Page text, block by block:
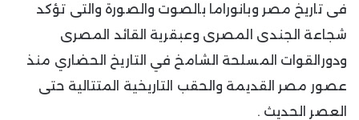
فى تاريخ مصر وبانوراما بالصوت والصورة والتى تؤكد
شجاعة الجندى المصرى وعبقرية القائد المصرى
ودورالقوات المسلحة الشامخ في التاريخ الحضاري منذ
عصور مصر القديمة والحقب التاريخية المتتالية حتى
العصر الحديث .